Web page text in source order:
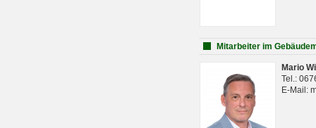
Mitarbeiter im
Mario
Tel.:
E-Mail: